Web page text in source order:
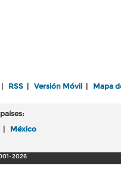
RSS Versión Móvil Mapa
México
2026